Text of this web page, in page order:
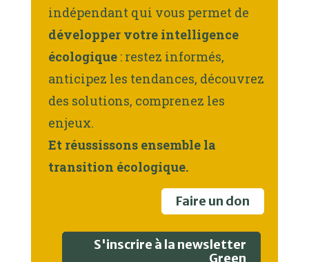
indépendant qui vous permet de
développer votre intelligence
écologique : restez informés,
anticipez les tendances, découvrez
des solutions, comprenez les
enjeux.
Et réussissons ensemble la
transition écologique.
Faire un don
S'inscrire à la newsletter
Green